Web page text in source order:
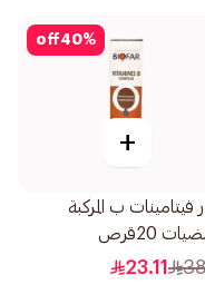
40%
off
+
فيتامينات ب المركبة
20قرص
23.11